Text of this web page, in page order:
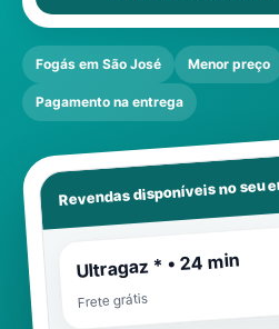
Fogás em São José Menor preço
Pagamento na entrega
Revendas disponíveis no seu
Ultragaz * • 24 min
Frete grátis